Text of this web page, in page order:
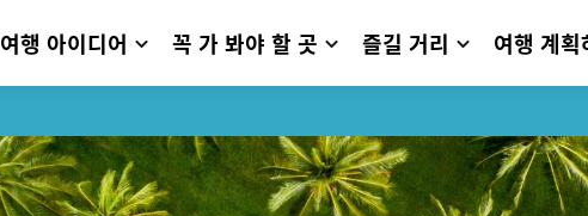
여행 아이디어 꼭 가 봐야 할 곳 즐길 거리 여행 계획